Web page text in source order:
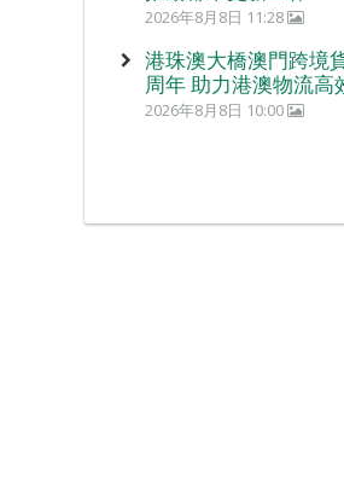
2026年8月8日 11:28
港珠澳大橋澳門跨境
周年 助力港澳物流高
2026年8月8日 10:00